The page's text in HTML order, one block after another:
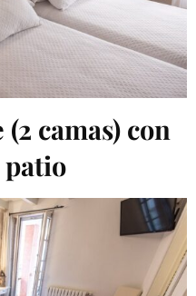
camas) con
patio